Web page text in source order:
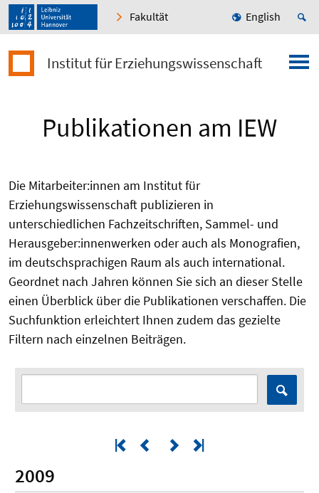
Fakultät English
Institut für Erziehungswissenschaft
Publikationen am IEW
Die Mitarbeiter:innen am Institut für
Erziehungswissenschaft publizieren in
unterschiedlichen Fachzeitschriften, Sammel- und
Herausgeber:innenwerken oder auch als Monografien,
im deutschsprachigen Raum als auch international.
Geordnet nach Jahren können Sie sich an dieser Stelle
einen Überblick über die Publikationen verschaffen. Die
Suchfunktion erleichtert Ihnen zudem das gezielte
Filtern nach einzelnen Beiträgen.
2009